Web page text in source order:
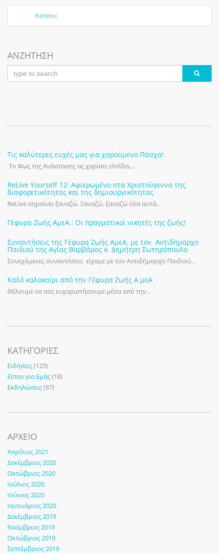
Ειδήσεις
ΑΝΖΗΤΗΣΗ
Τις καλύτερες ευχές μας για χαρούμενο Πάσχα!
Το Φως της Ανάστασης ας χαρίσει ελπίδα,...
ReLive Yourself 12: Αφιερωμένο στα Χριστούγεννα της
διαφορετικότητας και της δημιουργικότητας
ReLive σημαίνει ξαναζώ. Ξαναζώ, ξαναζώ όλα αυτά...
Γέφυρα Ζωής ΑμεΑ.: Οι πραγματικοί νικητές της ζωής!
Συναντήσεις της Γέφυρα Ζωής ΑμεΑ. με τον Αντιδήμαρχο
Παιδιού της Αγίας Βαρβάρας κ. Δημήτρη Σωτηρόπουλο
Συνεχόμενες συναντήσεις είχαμε με τον Αντιδήμαρχο Παιδιού...
Καλό καλοκαίρι από την Γέφυρα Ζωής Α.μεΑ
Θέλουμε να σας ευχαριστήσουμε μέσα από την...
KΑΤΗΓΟΡΊΕΣ
Ειδήσεις(125)
Είπαν για Εμάς(18)
Εκδηλώσεις(87)
ΑΡΧΕΙΟ
Απρίλιος 2021
Δεκέμβριος 2020
Οκτώβριος 2020
Ιούλιος 2020
Ιούνιος 2020
Ιανουάριος 2020
Δεκέμβριος 2019
Νοέμβριος 2019
Οκτώβριος 2019
Σεπτέμβριος 2019